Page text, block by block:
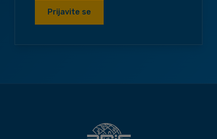
Prijavite se